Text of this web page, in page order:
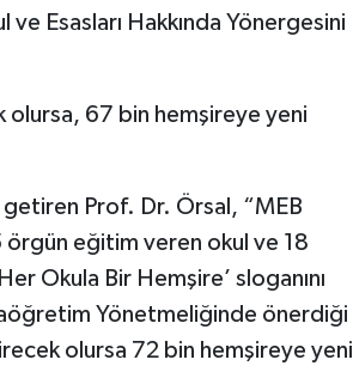
ve Esasları Hakkında Yönergesini
olursa, 67 bin hemşireye yeni
getiren Prof. Dr. Örsal, “MEB
örgün eğitim veren okul ve 18
Okula Bir Hemşire’ sloganını
Yönetmeliğinde önerdiği
olursa 72 bin hemşireye yeni